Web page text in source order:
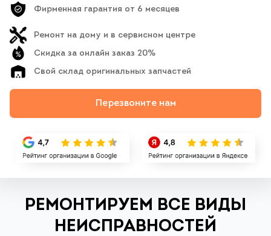
Фирменная гарантия от 6 месяцев
Ремонт на дому и в сервисном центре
Скидка за онлайн заказ 20%
Свой склад оригинальных запчастей
Перезвоните нам
РЕМОНТИРУЕМ ВСЕ ВИДЫ
НЕИСПРАВНОСТЕЙ